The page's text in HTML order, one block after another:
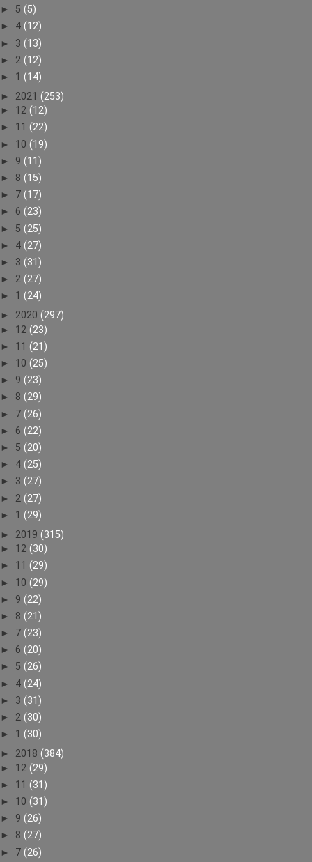
► 5 (5)
► 4 (12)
► 3 (13)
► 2 (12)
► 1 (14)
► 2021 (253)
► 12 (12)
► 11 (22)
► 10 (19)
► 9 (11)
► 8 (15)
► 7 (17)
► 6 (23)
► 5 (25)
► 4 (27)
► 3 (31)
► 2 (27)
► 1 (24)
► 2020 (297)
► 12 (23)
► 11 (21)
► 10 (25)
► 9 (23)
► 8 (29)
► 7 (26)
► 6 (22)
► 5 (20)
► 4 (25)
► 3 (27)
► 2 (27)
► 1 (29)
► 2019 (315)
► 12 (30)
► 11 (29)
► 10 (29)
► 9 (22)
► 8 (21)
► 7 (23)
► 6 (20)
► 5 (26)
► 4 (24)
► 3 (31)
► 2 (30)
► 1 (30)
► 2018 (384)
► 12 (29)
► 11 (31)
► 10 (31)
► 9 (26)
► 8 (27)
► 7 (26)